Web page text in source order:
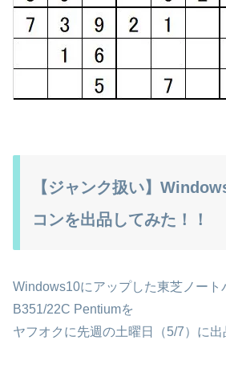
【ジャンク扱い】
コンを出品してみた！！
Windows10にアップした東芝ノート
B351/22C Pentiumを
ヤフオクに先週の土曜日（5/7）に出